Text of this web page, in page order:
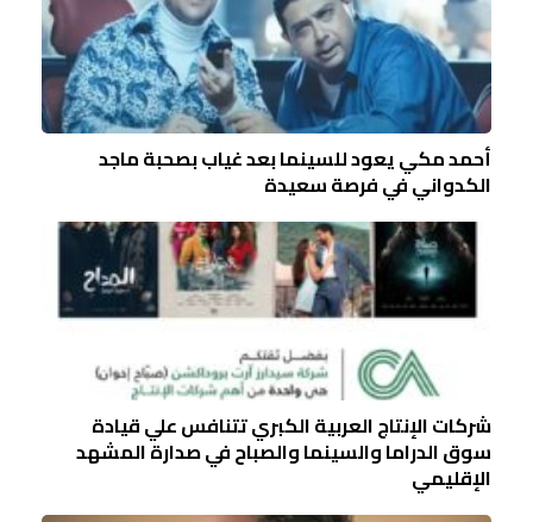
أحمد مكي يعود للسينما بعد غياب بصحبة ماجد
الكدواني في فرصة سعيدة
شركات الإنتاج العربية الكبري تتنافس علي قيادة
سوق الدراما والسينما والصباح في صدارة المشهد
الإقليمي